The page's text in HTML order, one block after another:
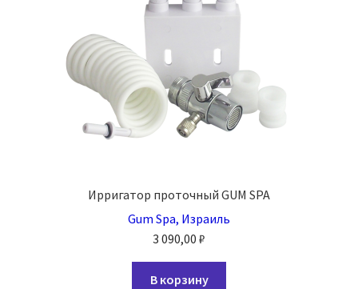
Ирригатор проточный GUM SPA
Gum Spa, Израиль
3 090,00 ₽
В корзину